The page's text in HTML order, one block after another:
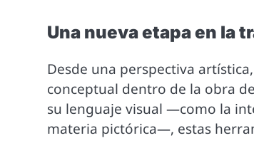
Una nueva etapa en la
Desde una perspectiva
conceptual dentro de la obra
su lenguaje visual —como la
materia pictórica—, estas